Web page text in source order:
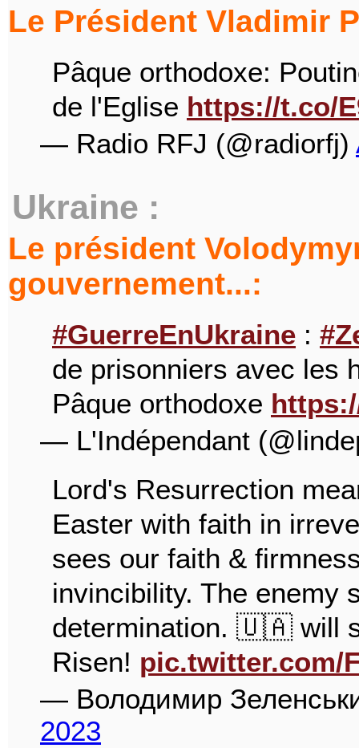
Le Président Vladimir
Pâque orthodoxe:
de l'Eglise https://t.co/
— Radio RFJ (@radiorfj)
Ukraine :
Le président
gouvernement...:
#GuerreEnUkraine :
de prisonniers avec les
Pâque orthodoxe
— L'Indépendant
Lord's Resurrection
Easter with faith in
sees our faith &
invincibility. The enemy
determination. 🇺🇦 will
Risen! pic.twitter.com/
— Володимир
2023